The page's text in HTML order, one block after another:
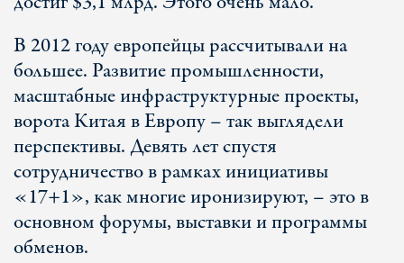
В 2012 году европейцы рассчитывали на
большее. Развитие промышленности,
масштабные инфраструктурные проекты,
ворота Китая в Европу – так выглядели
перспективы. Девять лет спустя
сотрудничество в рамках инициативы
«17+1», как многие иронизируют, – это в
основном форумы, выставки и программы
обменов.